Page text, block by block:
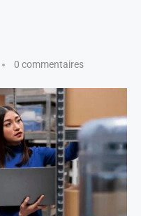
0 commentaires